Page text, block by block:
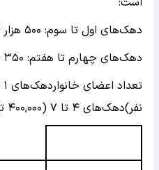
دهک‌های اول تا سوم: ۵۰۰ هزار تومان به ازای هر نفر
دهک‌های چهارم تا هفتم: ۳۵۰ هزار تومان به ازای هر نفر
نفر)دهک‌های ۴ تا ۷ (۴۰۰,۰۰۰ تومان برای هر نفر)